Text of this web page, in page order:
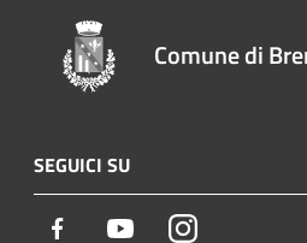
Comune di
SEGUICI SU
Facebook YoutubeInstagram